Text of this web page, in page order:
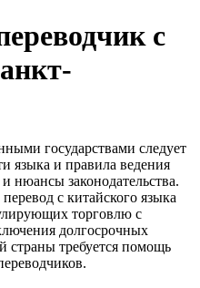
с
государствами следует
языка и правила ведения
нюансы законодательства.
с китайского языка
торговлю с
долгосрочных
страны требуется помощь